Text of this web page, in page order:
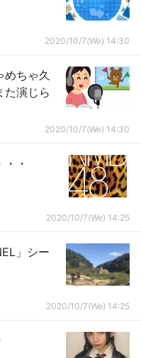
2020/10/7(We) 14:30
めちゃ久
た演じら
2020/10/7(We) 14:30
・
2020/10/7(We) 14:25
」シー
2020/10/7(We) 14:25